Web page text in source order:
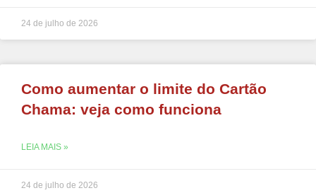
24 de julho de 2026
Como aumentar o limite do Cartão
Chama: veja como funciona
LEIA MAIS »
24 de julho de 2026